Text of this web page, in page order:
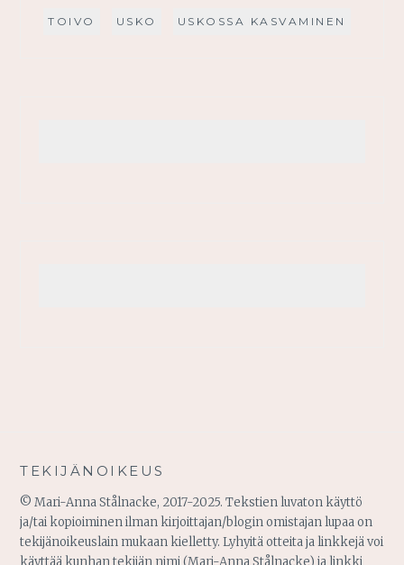
TOIVO USKO USKOSSA KASVAMINEN
TEKIJÄNOIKEUS
© Mari-Anna Stålnacke, 2017-2025. Tekstien luvaton käyttö
ja/tai kopioiminen ilman kirjoittajan/blogin omistajan lupaa on
tekijänoikeuslain mukaan kielletty. Lyhyitä otteita ja linkkejä voi
käyttää kunhan tekijän nimi (Mari-Anna Stålnacke) ja linkki